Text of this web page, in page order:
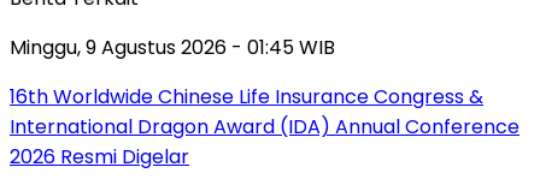
Minggu, 9 Agustus 2026 - 01:45 WIB
16th Worldwide Chinese Life Insurance Congress &
International Dragon Award (IDA) Annual Conference
2026 Resmi Digelar